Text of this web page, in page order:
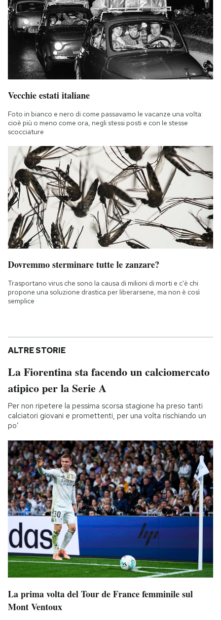
Vecchie estati italiane
Foto in bianco e nero di come passavamo le vacanze una volta:
cioè più o meno come ora, negli stessi posti e con le stesse
scocciature
Dovremmo sterminare tutte le zanzare?
Trasportano virus che sono la causa di milioni di morti e c'è chi
propone una soluzione drastica per liberarsene, ma non è così
semplice
ALTRE STORIE
La Fiorentina sta facendo un calciomercato
atipico per la Serie A
Per non ripetere la pessima scorsa stagione ha preso tanti
calciatori giovani e promettenti, per una volta rischiando un
po’
La prima volta del Tour de France femminile sul
Mont Ventoux